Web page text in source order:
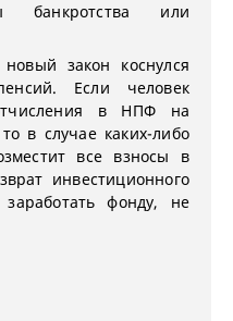
банкротства или
закон коснулся
Если человек
в НПФ на
в случае каких-либо
все взносы в
инвестиционного
фонду, не